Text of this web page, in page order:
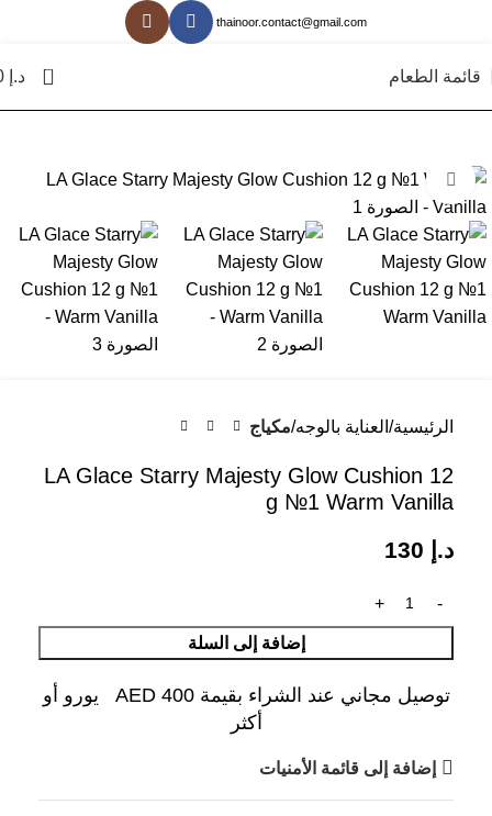
thainoor.contact@gmail.com
قائمة الطعام 0 د.إ
انقر للتكبير
الرئيسية العناية بالوجه مكياج
LA Glace Starry Majesty Glow Cushion 12
g №1 Warm Vanilla
د.إ
إضافة إلى السلة
توصيل مجاني عند الشراء بقيمة AED 400 يورو أو
أكثر
إضافة إلى قائمة الأمنيات